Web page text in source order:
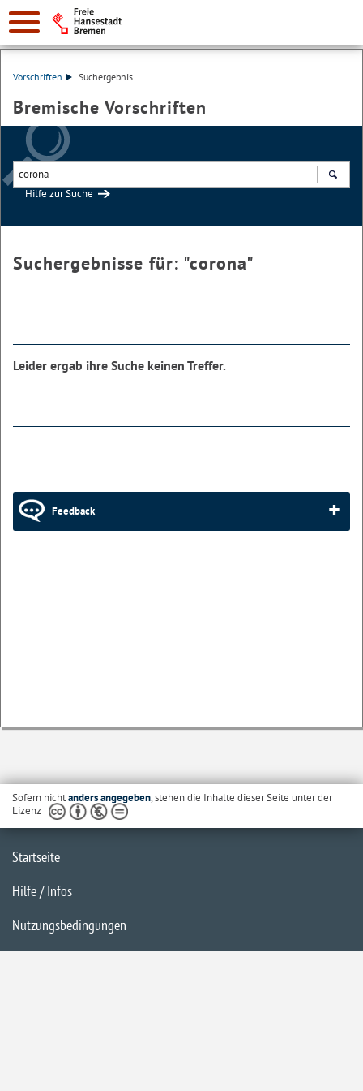
Vorschriften Suchergebnis
Bremische Vorschriften
Hilfe zur Suche
Suchergebnisse für: "corona"
Leider ergab ihre Suche keinen Treffer.
Feedback
Sofern nichtanders angegeben, stehen die Inhalte dieser Seite unter der
Lizenz
Startseite
Hilfe / Infos
Nutzungsbedingungen